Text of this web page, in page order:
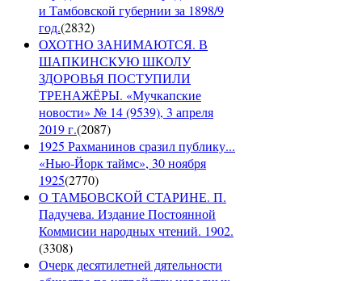
и Тамбовской губернии за 1898/9
год.(2832)
ОХОТНО ЗАНИМАЮТСЯ. В
ШАПКИНСКУЮ ШКОЛУ
ЗДОРОВЬЯ ПОСТУПИЛИ
ТРЕНАЖЁРЫ. «Мучкапские
новости» № 14 (9539), 3 апреля
2019 г.(2087)
1925 Рахманинов сразил публику...
«Нью-Йорк таймс», 30 ноября
1925(2770)
О ТАМБОВСКОЙ СТАРИНЕ. П.
Падучева. Издание Постоянной
Коммисии народных чтений. 1902.
(3308)
Очерк десятилетней дятельности